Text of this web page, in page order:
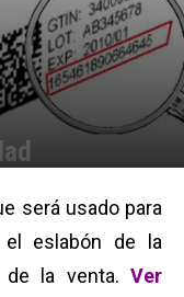
será usado para
el eslabón de la
la venta. Ver